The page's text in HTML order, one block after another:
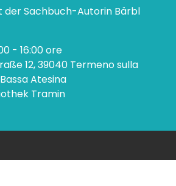
der Sachbuch-Autorin Bärbl
- 16:00 ore
12, 39040 Termeno sulla
Atesina
Tramin